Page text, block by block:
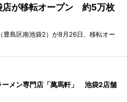
店が移転オープン 約5万枚
豊島区南池袋2）が8月26日、移転オー
ーメン専門店「萬馬軒」 池袋2店舗